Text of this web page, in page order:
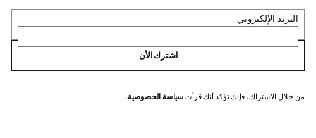
البريد الإلكتروني
اشترك الأن
من خلال الاشتراك، فإنك تؤكد أنك قرأتسياسة الخصوصية.